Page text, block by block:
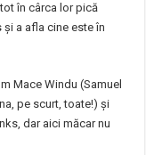
în cârca lor pică
a afla cine este în
Mace Windu (Samuel
pe scurt, toate!) și
dar aici măcar nu